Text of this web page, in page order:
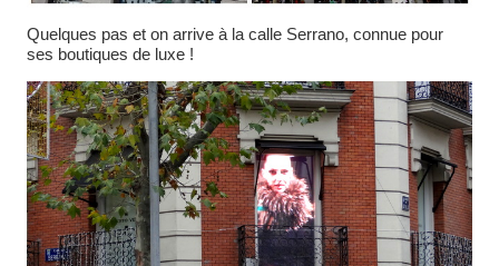
Quelques pas et on arrive à la calle Serrano, connue pour
ses boutiques de luxe !